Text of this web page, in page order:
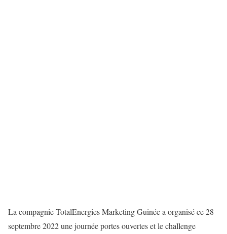
La compagnie TotalEnergies Marketing Guinée a organisé ce 28
septembre 2022 une journée portes ouvertes et le challenge